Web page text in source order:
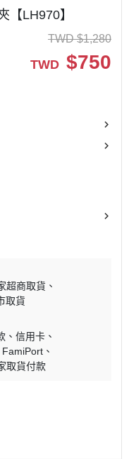
【LH970】
TWD $1,280
TWD $750
超商取貨
取貨
信用卡
FamiPort
取貨付款